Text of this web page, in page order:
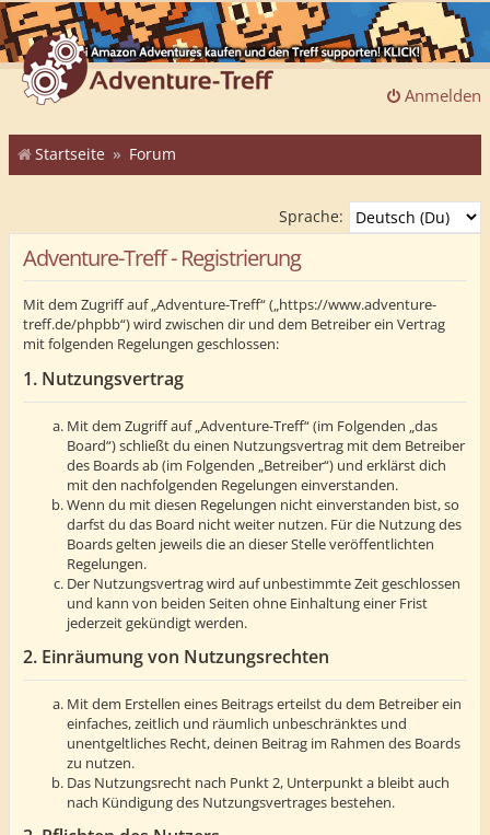
Anmelden
Startseite Forum
Sprache:
Adventure-Treff - Registrierung
Mit dem Zugriff auf „Adventure-Treff“ („https://www.adventure-
treff.de/phpbb“) wird zwischen dir und dem Betreiber ein Vertrag
mit folgenden Regelungen geschlossen:
1. Nutzungsvertrag
Mit dem Zugriff auf „Adventure-Treff“ (im Folgenden „das
Board“) schließt du einen Nutzungsvertrag mit dem Betreiber
des Boards ab (im Folgenden „Betreiber“) und erklärst dich
mit den nachfolgenden Regelungen einverstanden.
Wenn du mit diesen Regelungen nicht einverstanden bist, so
darfst du das Board nicht weiter nutzen. Für die Nutzung des
Boards gelten jeweils die an dieser Stelle veröffentlichten
Regelungen.
Der Nutzungsvertrag wird auf unbestimmte Zeit geschlossen
und kann von beiden Seiten ohne Einhaltung einer Frist
jederzeit gekündigt werden.
2. Einräumung von Nutzungsrechten
Mit dem Erstellen eines Beitrags erteilst du dem Betreiber ein
einfaches, zeitlich und räumlich unbeschränktes und
unentgeltliches Recht, deinen Beitrag im Rahmen des Boards
zu nutzen.
Das Nutzungsrecht nach Punkt 2, Unterpunkt a bleibt auch
nach Kündigung des Nutzungsvertrages bestehen.